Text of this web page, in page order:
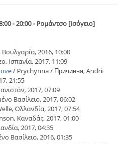
- 20:00 - Ρομάντσο [Ισόγειο]
2016, 10:00
Ισπανία, 2017, 11:09
/ Prychynna / Причинна, Andrii
21:55
2017, 07:09
Βασίλειο, 2017, 06:02
Ολλανδία, 2017, 07:54
Καναδάς, 2017, 01:00
2017, 04:35
Βασίλειο, 2016, 01:35